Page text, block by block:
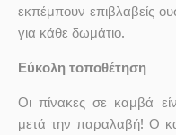
εκπέμπουν επιβλαβείς
για κάθε δωμάτιο.
Εύκολη τοποθέτηση
Οι πίνακες σε καμβά
μετά την παραλαβή! Ο